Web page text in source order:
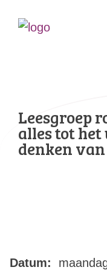
Leesgroep
alles tot
denken
Datum: